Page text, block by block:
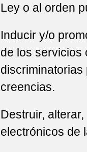
Ley o al orden
Inducir y/o
de los servicios
creencias.
Destruir,
electrónicos de